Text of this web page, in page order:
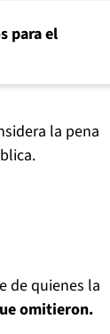
para el
la pena
de quienes la
omitieron.